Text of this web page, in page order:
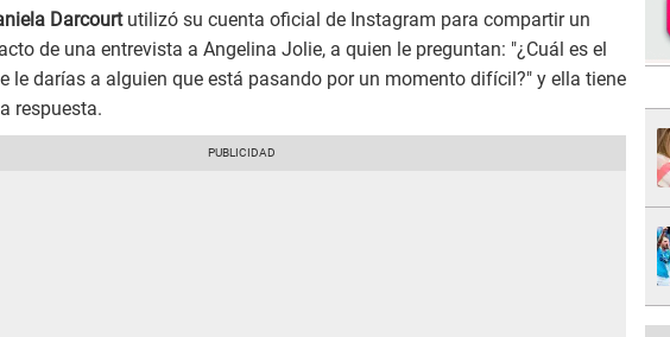
Darcourt utilizó su cuenta oficial de Instagram para compartir un
de una entrevista a Angelina Jolie, a quien le preguntan: "¿Cuál es el
le darías a alguien que está pasando por un momento difícil?" y ella tiene
respuesta.